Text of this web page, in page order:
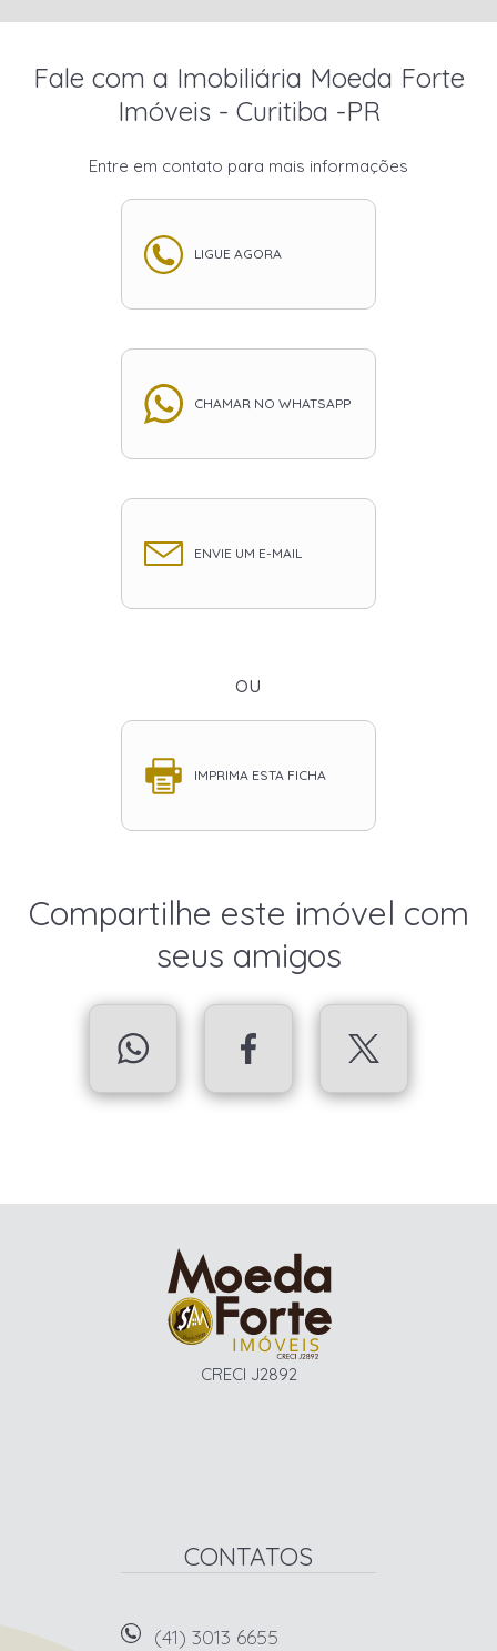
Fale com a Imobiliária Moeda Forte
Imóveis - Curitiba -PR
Entre em contato para mais informações
LIGUE AGORA
CHAMAR NO WHATSAPP
ENVIE UM E-MAIL
ou
IMPRIMA ESTA FICHA
Compartilhe este imóvel com
seus amigos
CRECI J2892
CONTATOS
(41) 3013 6655